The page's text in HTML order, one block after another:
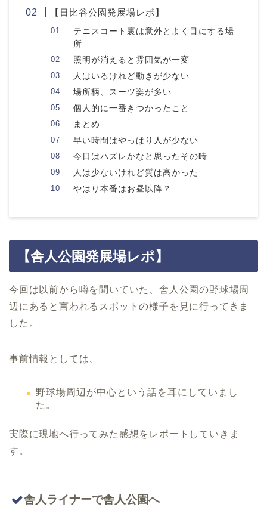
【日比谷公園発展場レポ】
テニスコート裏は意外とよく目にする場
所
照明が消えると雰囲気が一変
人はいるけれど動きが少ない
場所柄、スーツ姿が多い
個人的に一番きつかったこと
まとめ
早い時間はやっぱり人が少ない
今日はハズレかなと思ったその時
人は少ないけれど質は高かった
やはり本番はお昼以降？
【舎人公園発展場レポ】
今回は以前から噂を聞いていた、舎人公園の野球場周
辺にあると言われるスポットの様子を見に行ってきま
した。
事前情報としては、
野球場周辺が中心という話を耳にしていまし
た。
実際に現地へ行ってみた感想をレポートしていきま
す。
舎人ライナーで舎人公園へ